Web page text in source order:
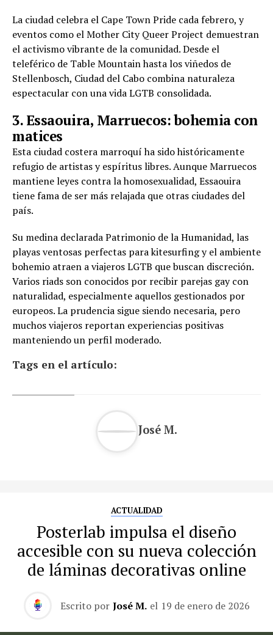
La ciudad celebra el Cape Town Pride cada febrero, y
eventos como el Mother City Queer Project demuestran
el activismo vibrante de la comunidad. Desde el
teleférico de Table Mountain hasta los viñedos de
Stellenbosch, Ciudad del Cabo combina naturaleza
espectacular con una vida LGTB consolidada.
3. Essaouira, Marruecos: bohemia con
matices
Esta ciudad costera marroquí ha sido históricamente
refugio de artistas y espíritus libres. Aunque Marruecos
mantiene leyes contra la homosexualidad, Essaouira
tiene fama de ser más relajada que otras ciudades del
país.
Su medina declarada Patrimonio de la Humanidad, las
playas ventosas perfectas para kitesurfing y el ambiente
bohemio atraen a viajeros LGTB que buscan discreción.
Varios riads son conocidos por recibir parejas gay con
naturalidad, especialmente aquellos gestionados por
europeos. La prudencia sigue siendo necesaria, pero
muchos viajeros reportan experiencias positivas
manteniendo un perfil moderado.
Tags en el artículo:
José M.
ACTUALIDAD
Posterlab impulsa el diseño
accesible con su nueva colección
de láminas decorativas online
Escrito por José M. el 19 de enero de 2026